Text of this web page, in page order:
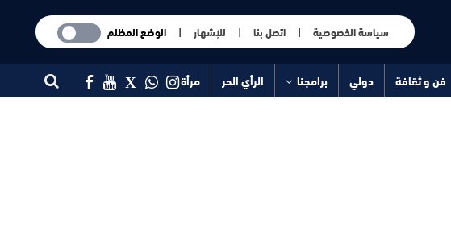
سياسة الخصوصية |اتصل بنا | للإشهار |الوضع المظلم
فن و ثقافة دولي برامجنا الرأي الحر
مرأة